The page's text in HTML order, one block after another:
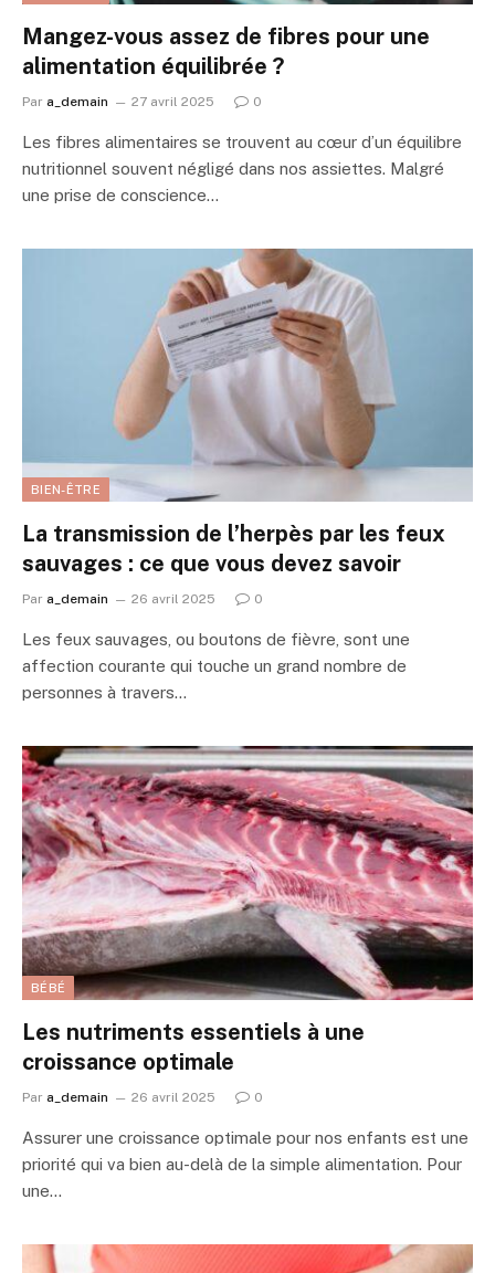
Mangez-vous assez de fibres pour une
alimentation équilibrée ?
Par a_demain 27 avril 2025 0
Les fibres alimentaires se trouvent au cœur d’un équilibre
nutritionnel souvent négligé dans nos assiettes. Malgré
une prise de conscience…
BIEN-ÊTRE
La transmission de l’herpès par les feux
sauvages : ce que vous devez savoir
Par a_demain 26 avril 2025 0
Les feux sauvages, ou boutons de fièvre, sont une
affection courante qui touche un grand nombre de
personnes à travers…
BÉBÉ
Les nutriments essentiels à une
croissance optimale
Par a_demain 26 avril 2025 0
Assurer une croissance optimale pour nos enfants est une
priorité qui va bien au-delà de la simple alimentation. Pour
une…